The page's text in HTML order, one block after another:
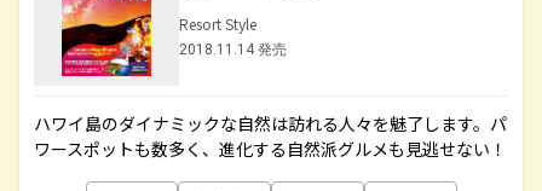
Resort Style
2018.11.14 発売
ハワイ島のダイナミックな自然は訪れる人々を魅了します。パ
ワースポットも数多く、進化する自然派グルメも見逃せない！